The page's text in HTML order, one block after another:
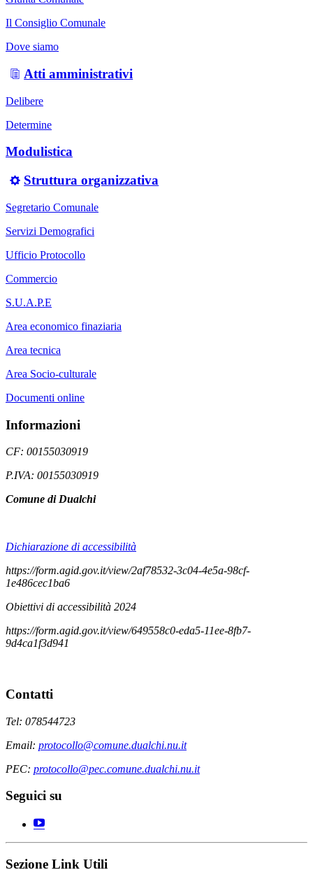
Il Consiglio Comunale
Dove siamo
Atti amministrativi
Delibere
Determine
Modulistica
Struttura organizzativa
Segretario Comunale
Servizi Demografici
Ufficio Protocollo
Commercio
S.U.A.P.E
Area economico finaziaria
Area tecnica
Area Socio-culturale
Documenti online
Informazioni
CF: 00155030919
P.IVA: 00155030919
Comune di Dualchi
Dichiarazione di accessibilità
https://form.agid.gov.it/view/2af78532-3c04-4e5a-98cf-
1e486cec1ba6
Obiettivi di accessibilità 2024
https://form.agid.gov.it/view/649558c0-eda5-11ee-8fb7-
9d4ca1f3d941
Contatti
Tel: 078544723
Email: protocollo@comune.dualchi.nu.it
PEC: protocollo@pec.comune.dualchi.nu.it
Seguici su
Sezione Link Utili